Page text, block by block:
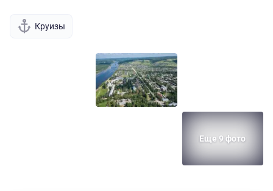
Круизы
Еще 9 фото